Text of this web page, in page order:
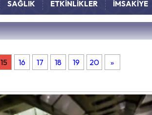
SAĞLIK ETKİNLİKLER İMSAKİYE
15 16 17 18 19 20 »